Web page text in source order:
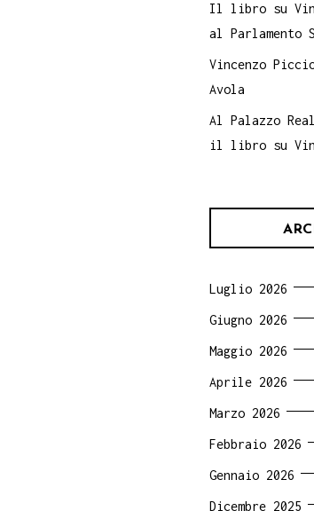
Il libro su
al Parlamento
Vincenzo
Avola
Al Palazzo
il libro su
Luglio 2026
Giugno 2026
Maggio 2026
Aprile 2026
Marzo 2026
Febbraio 2026
Gennaio 2026
Dicembre 2025